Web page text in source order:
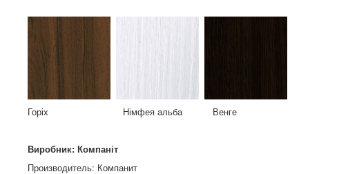
Горіх Німфея альба Венге
Виробник: Компаніт
Производитель: Компанит